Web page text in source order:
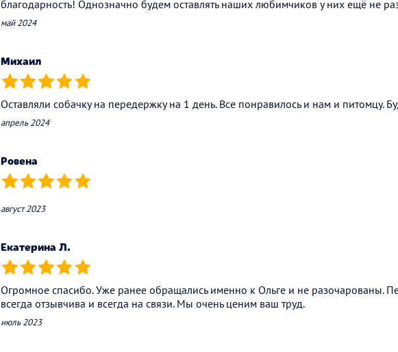
благодарность! Однозначно будем оставлять наших любимчиков у них ещё не
май 2024
Михаил
(*) (*) (*) (*) (*)
Оставляли собачку на передержку на 1 день. Все понравилось и нам и питомцу.
апрель 2024
Ровена
(*) (*) (*) (*) (*)
август 2023
Екатерина Л.
(*) (*) (*) (*) (*)
Огромное спасибо. Уже ранее обращались именно к Ольге и не разочарованы.
всегда отзывчива и всегда на связи. Мы очень ценим ваш труд.
июль 2023